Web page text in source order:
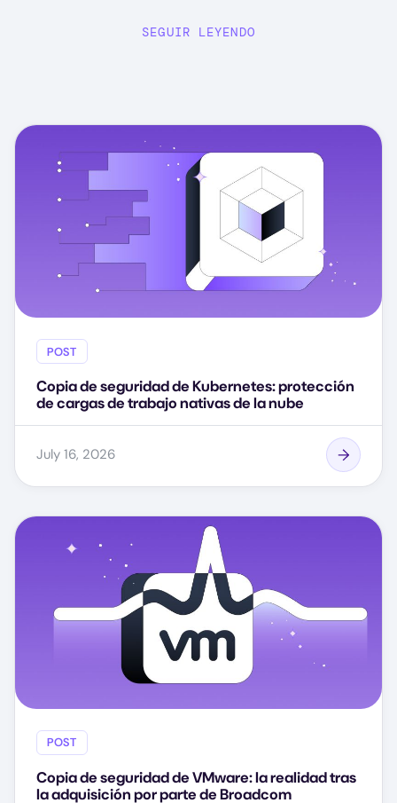
SEGUIR LEYENDO
POST
Copia de seguridad de Kubernetes: protección
de cargas de trabajo nativas de la nube
July 16, 2026
POST
Copia de seguridad de VMware: la realidad tras
la adquisición por parte de Broadcom